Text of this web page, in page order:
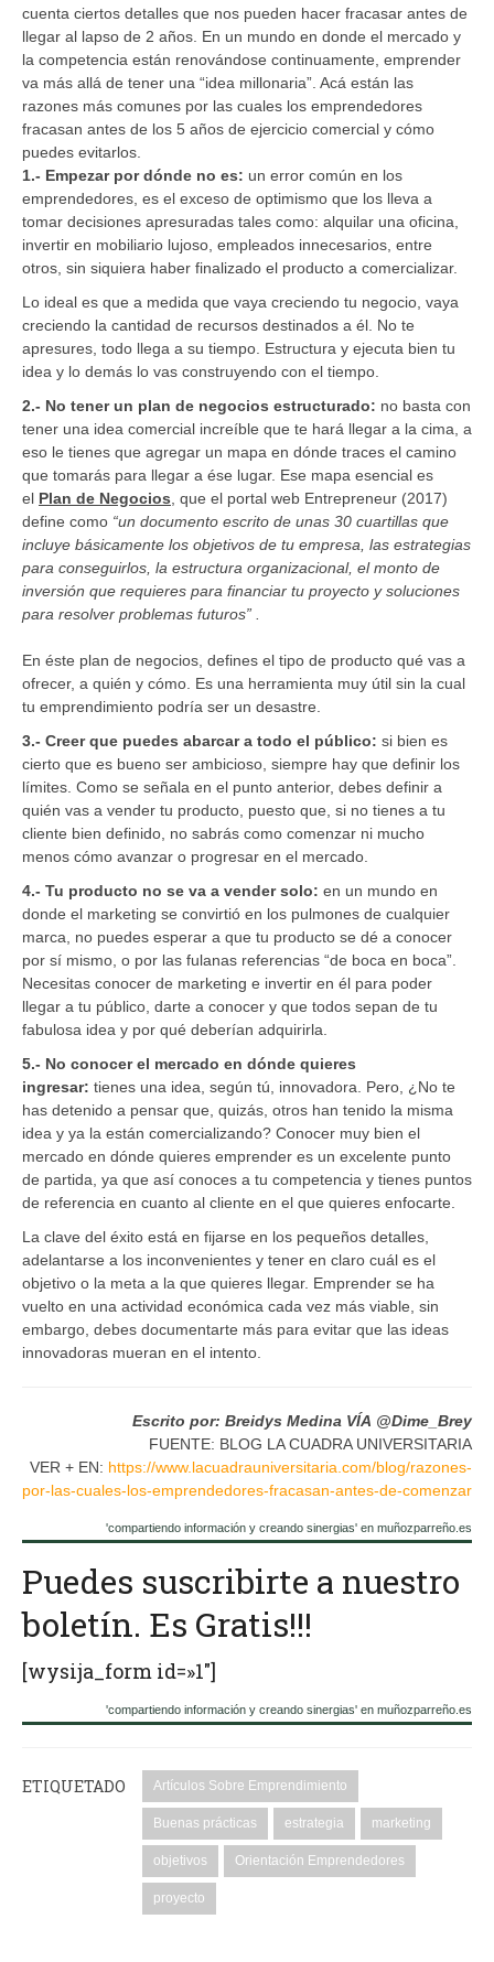
cuenta ciertos detalles que nos pueden hacer fracasar antes de
llegar al lapso de 2 años. En un mundo en donde el mercado y
la competencia están renovándose continuamente, emprender
va más allá de tener una “idea millonaria”. Acá están las
razones más comunes por las cuales los emprendedores
fracasan antes de los 5 años de ejercicio comercial y cómo
puedes evitarlos.
1.- Empezar por dónde no es: un error común en los
emprendedores, es el exceso de optimismo que los lleva a
tomar decisiones apresuradas tales como: alquilar una oficina,
invertir en mobiliario lujoso, empleados innecesarios, entre
otros, sin siquiera haber finalizado el producto a comercializar.
Lo ideal es que a medida que vaya creciendo tu negocio, vaya
creciendo la cantidad de recursos destinados a él. No te
apresures, todo llega a su tiempo. Estructura y ejecuta bien tu
idea y lo demás lo vas construyendo con el tiempo.
2.- No tener un plan de negocios estructurado: no basta con
tener una idea comercial increíble que te hará llegar a la cima, a
eso le tienes que agregar un mapa en dónde traces el camino
que tomarás para llegar a ése lugar. Ese mapa esencial es
el Plan de Negocios , que el portal web Entrepreneur (2017)
define como “un documento escrito de unas 30 cuartillas que
incluye básicamente los objetivos de tu empresa, las estrategias
para conseguirlos, la estructura organizacional, el monto de
inversión que requieres para financiar tu proyecto y soluciones
para resolver problemas futuros” .
En éste plan de negocios, defines el tipo de producto qué vas a
ofrecer, a quién y cómo. Es una herramienta muy útil sin la cual
tu emprendimiento podría ser un desastre.
3.- Creer que puedes abarcar a todo el público: si bien es
cierto que es bueno ser ambicioso, siempre hay que definir los
límites. Como se señala en el punto anterior, debes definir a
quién vas a vender tu producto, puesto que, si no tienes a tu
cliente bien definido, no sabrás como comenzar ni mucho
menos cómo avanzar o progresar en el mercado.
4.- Tu producto no se va a vender solo: en un mundo en
donde el marketing se convirtió en los pulmones de cualquier
marca, no puedes esperar a que tu producto se dé a conocer
por sí mismo, o por las fulanas referencias “de boca en boca”.
Necesitas conocer de marketing e invertir en él para poder
llegar a tu público, darte a conocer y que todos sepan de tu
fabulosa idea y por qué deberían adquirirla.
5.- No conocer el mercado en dónde quieres
ingresar: tienes una idea, según tú, innovadora. Pero, ¿No te
has detenido a pensar que, quizás, otros han tenido la misma
idea y ya la están comercializando? Conocer muy bien el
mercado en dónde quieres emprender es un excelente punto
de partida, ya que así conoces a tu competencia y tienes puntos
de referencia en cuanto al cliente en el que quieres enfocarte.
La clave del éxito está en fijarse en los pequeños detalles,
adelantarse a los inconvenientes y tener en claro cuál es el
objetivo o la meta a la que quieres llegar. Emprender se ha
vuelto en una actividad económica cada vez más viable, sin
embargo, debes documentarte más para evitar que las ideas
innovadoras mueran en el intento.
Escrito por: Breidys Medina VÍA @Dime_Brey
FUENTE: BLOG LA CUADRA UNIVERSITARIA
VER + EN: https://www.lacuadrauniversitaria.com/blog/razones-
por-las-cuales-los-emprendedores-fracasan-antes-de-comenzar
'compartiendo información y creando sinergias' en muñozparreño.es
Puedes suscribirte a nuestro
boletín. Es Gratis!!!
[wysija_form id=»1″]
'compartiendo información y creando sinergias' en muñozparreño.es
ETIQUETADO Artículos Sobre Emprendimiento
Buenas prácticas estrategia marketing
objetivos Orientación Emprendedores
proyecto